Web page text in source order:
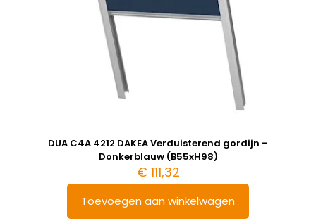
DUA C4A 4212 DAKEA Verduisterend gordijn –
Donkerblauw (B55xH98)
€111,32
Toevoegen aan winkelwagen